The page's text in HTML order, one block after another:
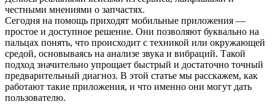
честными мнениями о запчастях.
Сегодня на помощь приходят мобильные приложения —
простое и доступное решение. Они позволяют буквально на
пальцах понять, что происходит с техникой или окружающей
средой, основываясь на анализе звука и вибраций. Такой
подход значительно упрощает быстрый и достаточно точный
предварительный диагноз. В этой статье мы расскажем, как
работают такие приложения, и что именно они могут дать
пользователю.